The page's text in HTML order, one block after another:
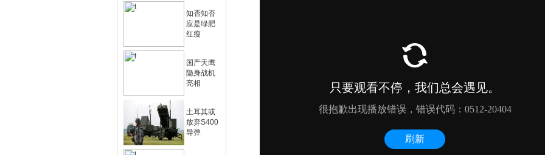
知否知否
应是绿肥
红瘦
国产天鹰
隐身战机
亮相
土耳其或
放弃S400
导弹